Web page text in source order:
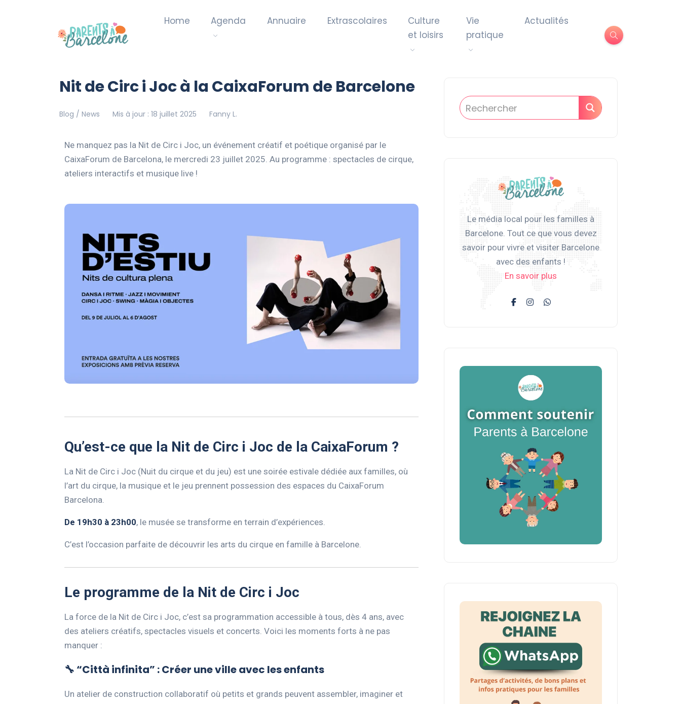
Home Agenda Annuaire Extrascolaires
Culture
et loisirs
Vie
pratique
Actualités
Nit de Circ i Joc à la CaixaForum de Barcelone
Blog / News Mis à jour : 18 juillet 2025 Fanny L.
Ne manquez pas la Nit de Circ i Joc, un événement créatif et poétique organisé par le
CaixaForum de Barcelona, le mercredi 23 juillet 2025. Au programme : spectacles de cirque,
ateliers interactifs et musique live !
Qu’est-ce que la Nit de Circ i Joc de la CaixaForum ?
La Nit de Circ i Joc (Nuit du cirque et du jeu) est une soirée estivale dédiée aux familles, où
l’art du cirque, la musique et le jeu prennent possession des espaces du CaixaForum
Barcelona.
De 19h30 à 23h00, le musée se transforme en terrain d’expériences.
C’est l’occasion parfaite de découvrir les arts du cirque en famille à Barcelone.
Le programme de la Nit de Circ i Joc
La force de la Nit de Circ i Joc, c’est sa programmation accessible à tous, dès 4 ans, avec
des ateliers créatifs, spectacles visuels et concerts. Voici les moments forts à ne pas
manquer :
🔧 “Città infinita” : Créer une ville avec les enfants
Un atelier de construction collaboratif où petits et grands peuvent assembler, imaginer et
Le média local pour les familles à
Barcelone. Tout ce que vous devez
savoir pour vivre et visiter Barcelone
avec des enfants !
En savoir plus